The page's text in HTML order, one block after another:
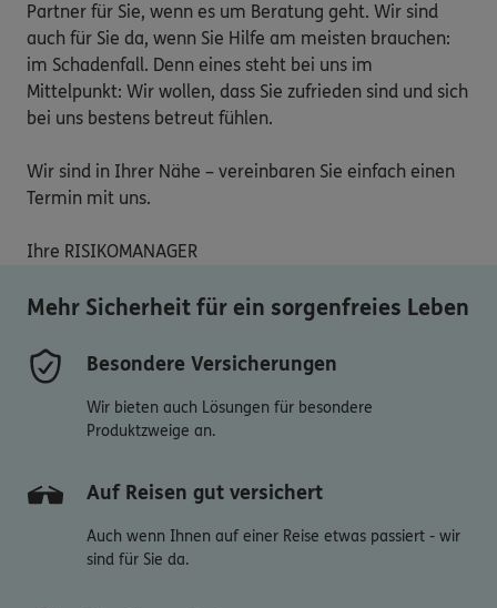
Partner für Sie, wenn es um Beratung geht. Wir sind
auch für Sie da, wenn Sie Hilfe am meisten brauchen:
im Schadenfall. Denn eines steht bei uns im
Mittelpunkt: Wir wollen, dass Sie zufrieden sind und sich
bei uns bestens betreut fühlen.
Wir sind in Ihrer Nähe – vereinbaren Sie einfach einen
Termin mit uns.
Ihre RISIKOMANAGER
Mehr Sicherheit für ein sorgenfreies Leben
Besondere Versicherungen
Wir bieten auch Lösungen für besondere
Produktzweige an.
Auf Reisen gut versichert
Auch wenn Ihnen auf einer Reise etwas passiert - wir
sind für Sie da.